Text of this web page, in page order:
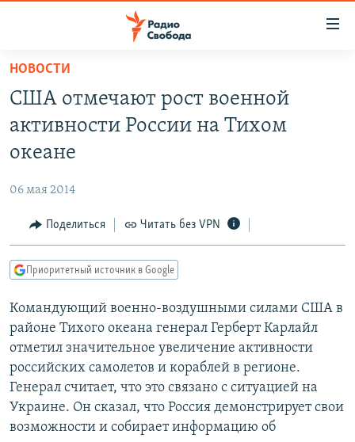
упрощенного
доступа
основному
Вернутся
Вернутся
поиску
МНЕНИЯ
КУЛЬТУРА
КАВКАЗ.РЕАЛИИ
СЕВЕР.РЕАЛИИ
СИБИРЬ.РЕАЛИИ
РАСПИСАНИЕ ВЕЩАНИЯ
ПОДПИШИТЕСЬ НА РАССЫЛКУ
НОВОСТИ
США отмечают рост военной
активности России на Тихом
океане
06 мая 2014
Поделиться Читать без VPN
Приоритетный источник в Google
Командующий военно-воздушными силами США в
районе Тихого океана генерал Герберт Карлайл
отметил значительное увеличение активности
российских самолетов и кораблей в регионе.
Генерал считает, что это связано с ситуацией на
Украине. Он сказал, что Россия демонстрирует свои
возможности и собирает информацию об